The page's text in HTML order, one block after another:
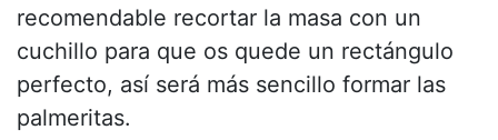
recomendable recortar la masa con un
cuchillo para que os quede un rectángulo
perfecto, así será más sencillo formar las
palmeritas.